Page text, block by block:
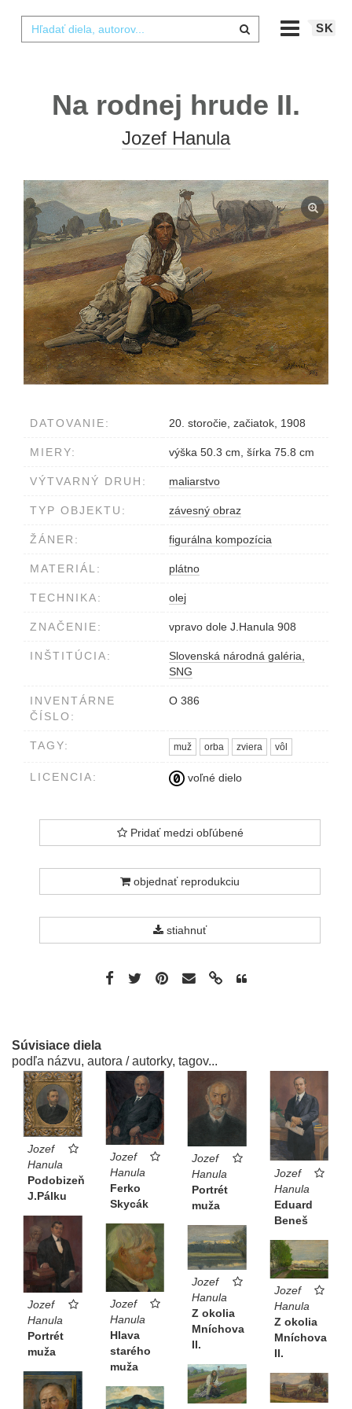
SK
Na rodnej hrude II.
Jozef Hanula
DATOVANIE: 20. storočie, začiatok, 1908
MIERY: výška 50.3 cm, šírka 75.8 cm
VÝTVARNÝ DRUH: maliarstvo
TYP OBJEKTU: závesný obraz
ŽÁNER: figurálna kompozícia
MATERIÁL: plátno
TECHNIKA: olej
ZNAČENIE: vpravo dole J.Hanula 908
INŠTITÚCIA:
Slovenská národná galéria,
SNG
INVENTÁRNE
ČÍSLO:
O 386
TAGY: muž orba zviera vôl
LICENCIA: voľné dielo
Pridať medzi obľúbené
objednať reprodukciu
stiahnuť
Súvisiace diela
podľa názvu, autora / autorky, tagov...
Jozef
Hanula
Podobizeň
J.Pálku
Jozef
Hanula
Ferko
Skycák
Jozef
Hanula
Portrét
muža
Jozef
Hanula
Eduard
Beneš
Jozef
Hanula
Portrét
muža
Jozef
Hanula
Hlava
starého
muža
Jozef
Hanula
Z okolia
Mníchova
II.
Jozef
Hanula
Z okolia
Mníchova
II.